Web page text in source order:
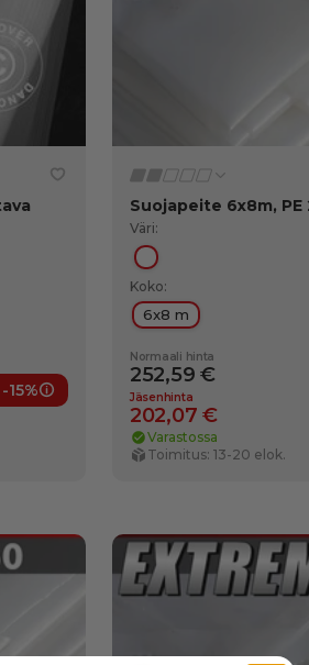
-15%
Jäsenedut
Suojapeite 6x8m,
Väri:
Läpikuultava
Koko:
6x8 m
Normaali hinta
252,59 €
Jäsenhinta
202,07 €
Varastossa
Toimitus: 13-20 elok.